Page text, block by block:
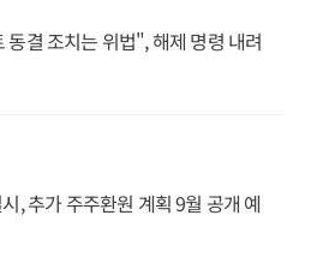
결 조치는 위법", 해제 명령 내려
, 추가 주주환원 계획 9월 공개 예